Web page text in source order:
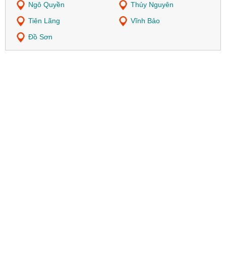
Ngô Quyền
Thủy Nguyên
Tiên Lãng
Vĩnh Bảo
Đồ Sơn